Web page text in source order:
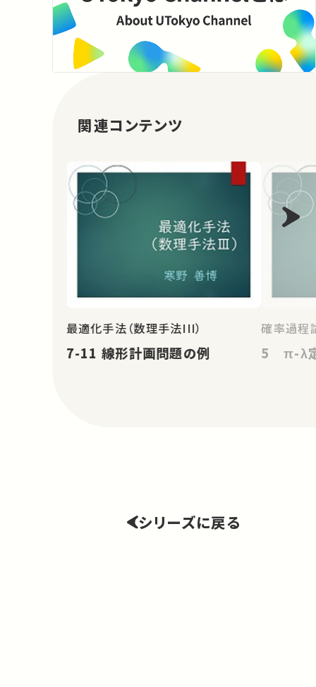
関連コンテンツ
最適化手法（数理手法III）
7-11 線形計画問題の例
確率過程
5 π-λ
シリーズに戻る